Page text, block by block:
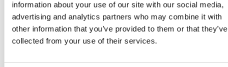
information about your use of our site with our social media,
advertising and analytics partners who may combine it with
other information that you’ve provided to them or that they’ve
collected from your use of their services.
AJOUTER AU PANIER